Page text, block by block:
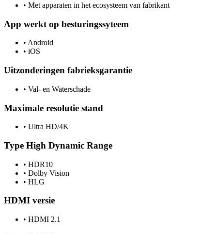
• Met apparaten in het ecosysteem van fabrikant
App werkt op besturingssyteem
• Android
• iOS
Uitzonderingen fabrieksgarantie
• Val- en Waterschade
Maximale resolutie stand
• Ultra HD/4K
Type High Dynamic Range
• HDR10
• Dolby Vision
• HLG
HDMI versie
• HDMI 2.1